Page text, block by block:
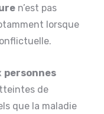
n’est pas
lorsque
personnes
de
que la maladie